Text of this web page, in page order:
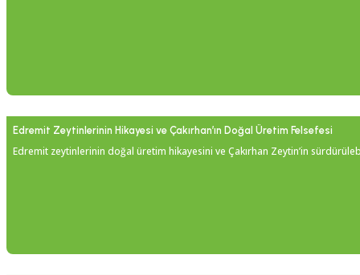
Edremit Zeytinlerinin Hikayesi ve Çakırhan’ın Doğal Üretim Felsefesi
Edremit zeytinlerinin doğal üretim hikayesini ve Çakırhan Zeytin’in